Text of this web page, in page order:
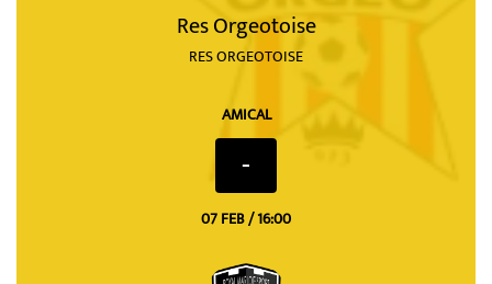
Res Orgeotoise
RES ORGEOTOISE
AMICAL
-
07 FEB / 16:00